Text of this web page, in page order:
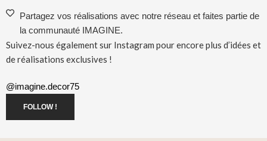
Partagez vos réalisations avec notre réseau et faites partie de
la communauté IMAGINE.
Suivez-nous également sur Instagram pour encore plus d’idées et
de réalisations exclusives !
@imagine.decor75
FOLLOW !